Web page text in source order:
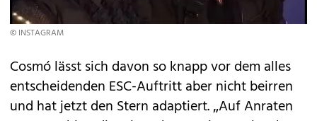
© INSTAGRAM
Cosmó lässt sich davon so knapp vor dem alles
entscheidenden ESC-Auftritt aber nicht beirren
und hat jetzt den Stern adaptiert. „Auf Anraten